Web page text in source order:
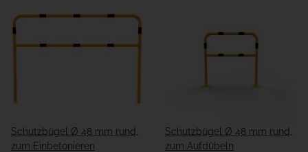
Schutzbügel Ø 48 mm rund,
zum Einbetonieren
Schutzbügel Ø 48 mm rund,
zum Aufdübeln